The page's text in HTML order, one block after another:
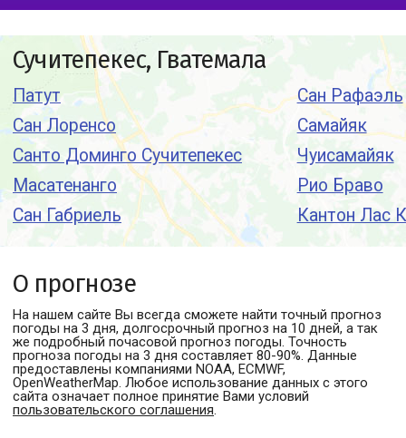
Сучитепекес, Гватемала
Патут
Сан Лоренсо
Санто Доминго Сучитепекес
Масатенанго
Сан Габриель
Сан Рафаэль
Самайяк
Чуисамайяк
Рио Браво
Кантон Лас
О прогнозе
На нашем сайте Вы всегда сможете найти точный прогноз
погоды на 3 дня, долгосрочный прогноз на 10 дней, а так
же подробный почасовой прогноз погоды. Точность
прогноза погоды на 3 дня составляет 80-90%. Данные
предоставлены компаниями NOAA, ECMWF,
OpenWeatherMap. Любое использование данных с этого
сайта означает полное принятие Вами условий
пользовательского соглашения.